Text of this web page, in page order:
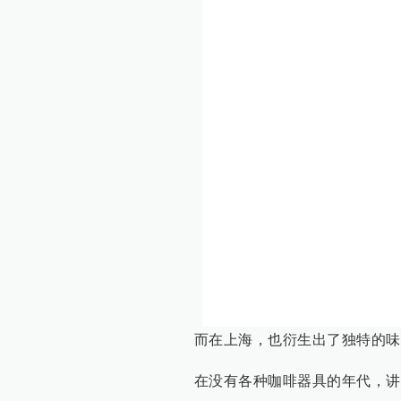
而在上海，也衍生出了独特的
在没有各种咖啡器具的年代，